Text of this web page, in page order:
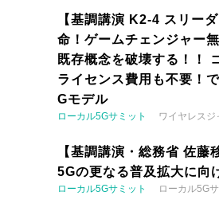
【基調講演 K2-4 スリー
命！ゲームチェンジャー
既存概念を破壊する！！
ライセンス費用も不要！
Gモデル
ローカル5Gサミット ワイヤレス
【基調講演・総務省 佐
5Gの更なる普及拡大に向
ローカル5Gサミット ローカル5G